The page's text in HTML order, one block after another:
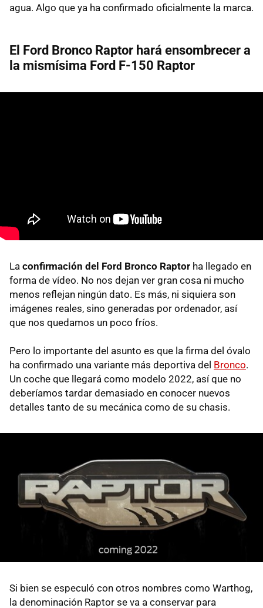
agua. Algo que ya ha confirmado oficialmente la marca.
El Ford Bronco Raptor hará ensombrecer a
la mismísima Ford F-150 Raptor
La confirmación del Ford Bronco Raptor ha llegado en
forma de vídeo. No nos dejan ver gran cosa ni mucho
menos reflejan ningún dato. Es más, ni siquiera son
imágenes reales, sino generadas por ordenador, así
que nos quedamos un poco fríos.
Pero lo importante del asunto es que la firma del óvalo
ha confirmado una variante más deportiva del Bronco.
Un coche que llegará como modelo 2022, así que no
deberíamos tardar demasiado en conocer nuevos
detalles tanto de su mecánica como de su chasis.
Si bien se especuló con otros nombres como Warthog,
la denominación Raptor se va a conservar para